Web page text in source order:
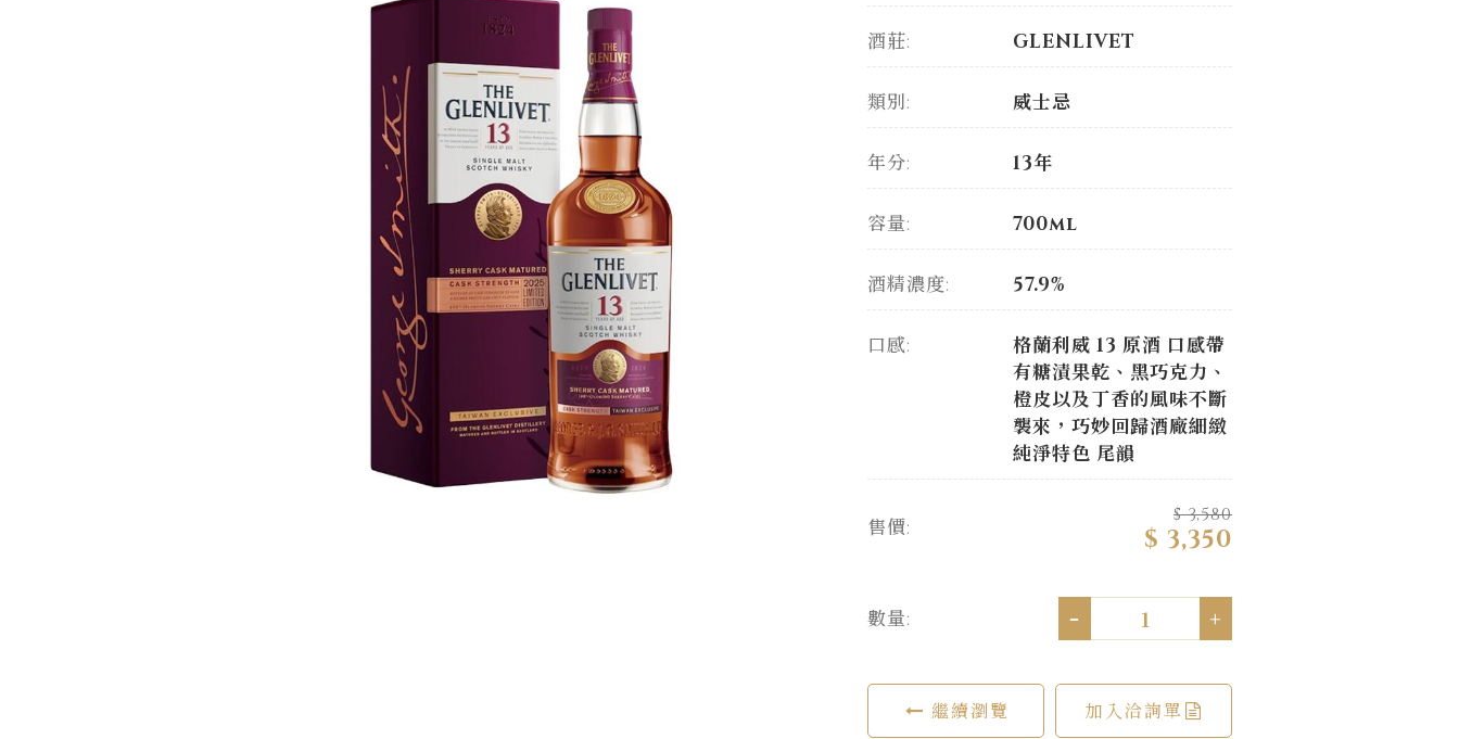
酒莊: GLENLIVET
類別: 威士忌
年分: 13年
容量: 700ml
酒精濃度: 57.9%
口感:
格蘭利威 13 原酒 口感帶
有糖漬果乾、黑巧克力、
橙皮以及丁香的風味不斷
襲來，巧妙回歸酒廠細緻
純淨特色 尾韻
售價:
$ 3,580
$ 3,350
數量: - +
繼續瀏覽 加入洽詢單